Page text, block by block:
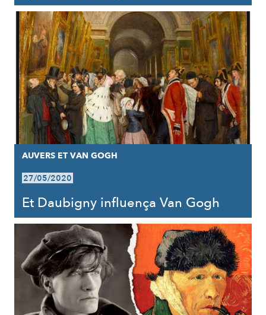
AUVERS ET VAN GOGH
27/05/2020
Et Daubigny influença Van Gogh